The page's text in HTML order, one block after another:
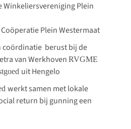
Winkeliersvereniging Plein
Plein Westermaat
coördinatie berust bij de
van Werkhoven RVGME
uit Hengelo
werkt samen met lokale
return bij gunning een